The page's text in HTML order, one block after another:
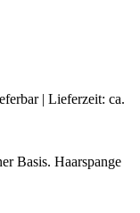
| Lieferzeit: ca.
Basis. Haarspange